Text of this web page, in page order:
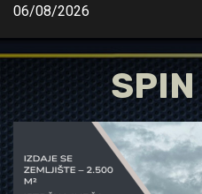
Skip
content
06/08/2026